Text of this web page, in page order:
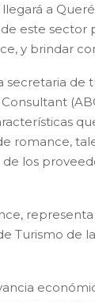
llegará a
este
y brindar
secretaria de
romance,
los
Turismo